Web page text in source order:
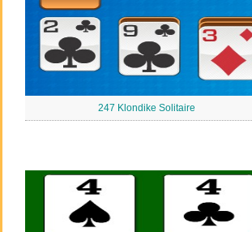
247 Klondike Solitaire